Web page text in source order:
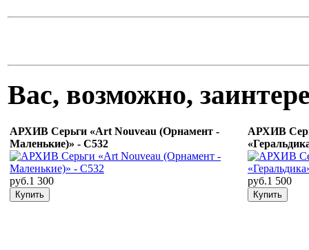
Вас, возможно,
АРХИВ Серьги «Art Nouveau (Орнамент -
Маленькие)» - С532
руб.1 300
АРХИВ
руб.1 500